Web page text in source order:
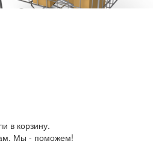
в корзину.
Мы - поможем!